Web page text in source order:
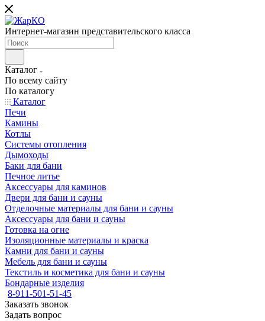
Интернет-магазин представительского класса
Каталог
По всему сайту
По каталогу
Каталог
Печи
Камины
Котлы
Системы отопления
Дымоходы
Баки для бани
Печное литье
Аксессуары для каминов
Двери для бани и сауны
Отделочные материалы для бани и сауны
Аксессуары для бани и сауны
Готовка на огне
Изоляционные материалы и краска
Камни для бани и сауны
Мебель для бани и сауны
Текстиль и косметика для бани и сауны
Бондарные изделия
8-911-501-51-45
Заказать звонок
Задать вопрос